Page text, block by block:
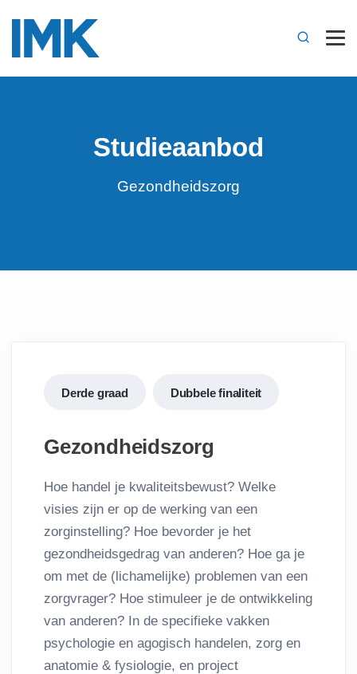
Studieaanbod
Gezondheidszorg
Derde graad Dubbele finaliteit
Gezondheidszorg
Hoe handel je kwaliteitsbewust? Welke
visies zijn er op de werking van een
zorginstelling? Hoe bevorder je het
gezondheidsgedrag van anderen? Hoe ga je
om met de (lichamelijke) problemen van een
zorgvrager? Hoe stimuleer je de ontwikkeling
van anderen? In de specifieke vakken
psychologie en agogisch handelen, zorg en
anatomie & fysiologie, en project